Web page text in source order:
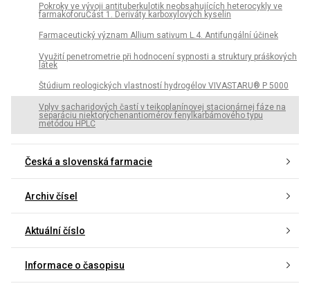
Pokroky ve vývoji antituberkulotik neobsahujících heterocykly ve
farmakoforuČást 1. Deriváty karboxylových kyselin
Farmaceutický význam Allium sativum L.4. Antifungální účinek
Využití penetrometrie při hodnocení sypnosti a struktury práškových
látek
Štúdium reologických vlastností hydrogélov VIVASTARU® P 5000
Vplyv sacharidových častí v teikoplanínovej stacionárnej fáze na
separáciu niektorýchenantiomérov fenylkarbámového typu
metódou HPLC
Česká a slovenská farmacie
Archiv čísel
Aktuální číslo
Informace o časopisu